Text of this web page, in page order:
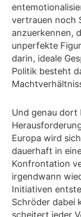
vertrauen noch
anzuerkennen,
unperfekte
darin, ideale
Politik besteht
Und genau dort
Europa wird
dauerhaft in
Konfrontation
irgendwann
Initiativen
Schröder dabei
scheitert jeder